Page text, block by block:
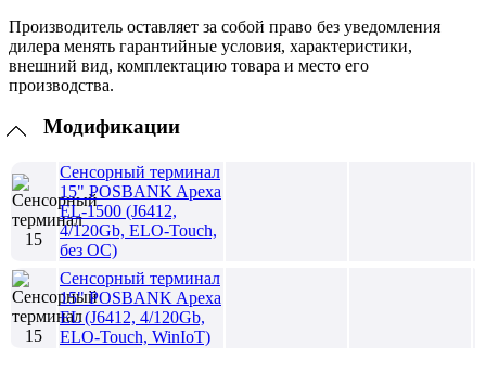
Производитель оставляет за собой право без уведомления
дилера менять гарантийные условия, характеристики,
внешний вид, комплектацию товара и место его
производства.
Модификации
Сенсорный терминал
15" POSBANK Apexa
EL-1500 (J6412,
4/120Gb, ELO-Touch,
без ОС)
Сенсорный терминал
15" POSBANK Apexa
EL (J6412, 4/120Gb,
ELO-Touch, WinIoT)